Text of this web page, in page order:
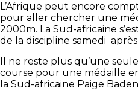
L’Afrique peut encore
pour aller chercher une
2000m. La Sud-africaine
de la discipline samedi
Il ne reste plus qu’une
course pour une médaille
la Sud-africaine Paige